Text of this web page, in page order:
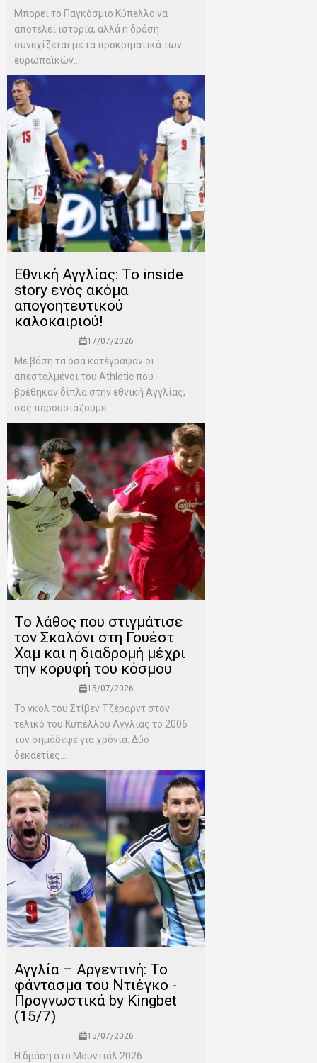
Μπορεί το Παγκόσμιο Κύπελλο να
αποτελεί ιστορία, αλλά η δράση
συνεχίζεται με τα προκριματικά των
ευρωπαϊκών...
Εθνική Αγγλίας: Το inside
story ενός ακόμα
απογοητευτικού
καλοκαιριού!
17/07/2026
Mε βάση τα όσα κατέγραψαν οι
απεσταλμένοι του Αthletic που
βρέθηκαν δίπλα στην εθνική Αγγλίας,
σας παρουσιάζουμε...
Το λάθος που στιγμάτισε
τον Σκαλόνι στη Γουέστ
Χαμ και η διαδρομή μέχρι
την κορυφή του κόσμου
15/07/2026
Το γκολ του Στίβεν Τζέραρντ στον
τελικό του Κυπέλλου Αγγλίας το 2006
τον σημάδεψε για χρόνια. Δύο
δεκαετίες...
Αγγλία – Αργεντινή: Το
φάντασμα του Ντιέγκο -
Προγνωστικά by Kingbet
(15/7)
15/07/2026
Η δράση στο Μουντιάλ 2026